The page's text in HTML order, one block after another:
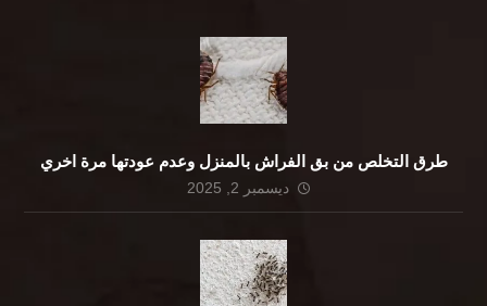
طرق التخلص من بق الفراش بالمنزل وعدم عودتها مرة اخري
ديسمبر 2, 2025